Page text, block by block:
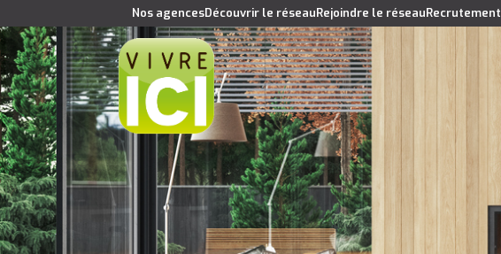
Nos agencesDécouvrir le réseauRejoindre le réseauRecrutement